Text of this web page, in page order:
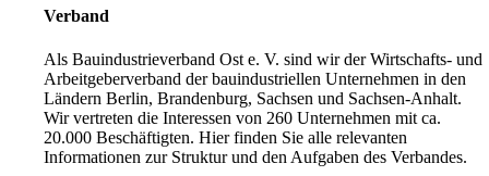
Verband
Als Bauindustrieverband Ost e. V. sind wir der Wirtschafts- und
Arbeitgeberverband der bauindustriellen Unternehmen in den
Ländern Berlin, Brandenburg, Sachsen und Sachsen-Anhalt.
Wir vertreten die Interessen von 260 Unternehmen mit ca.
20.000 Beschäftigten. Hier finden Sie alle relevanten
Informationen zur Struktur und den Aufgaben des Verbandes.